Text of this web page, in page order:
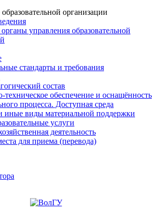
организации
управления образовательной
стандарты и требования
состав
техническое обеспечение и оснащённость
процесса. Доступная среда
иные виды материальной поддержки
услуги
деятельность
для приема (перевода)